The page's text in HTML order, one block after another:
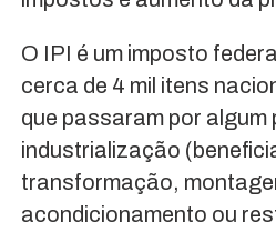
O IPI é um imposto
cerca de 4 mil itens
que passaram por algum
industrialização
transformação,
acondicionamento ou